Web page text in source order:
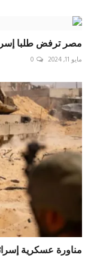
مصر ترفض طلبا
مايو 11, 2024 0
مناورة عسكرية